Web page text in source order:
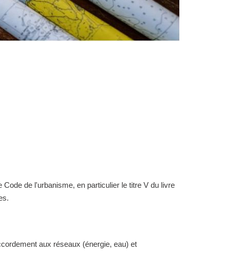
de l'urbanisme, en particulier le titre V du livre
aux réseaux (énergie, eau) et